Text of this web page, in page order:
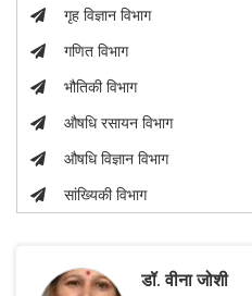
गृह विज्ञान विभाग
गणित विभाग
भौतिकी विभाग
औषधि रसायन विभाग
औषधि विज्ञान विभाग
सांख्यिकी विभाग
डॉ. वीना जोशी